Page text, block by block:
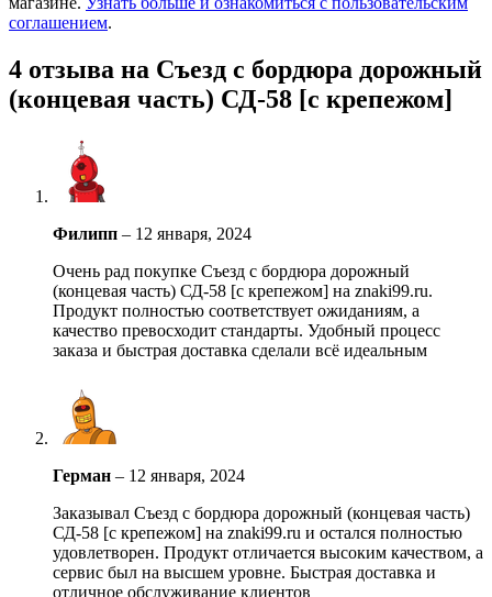
соглашением.
4 отзыва на Съезд с бордюра дорожный
(концевая часть) СД-58 [с крепежом]
Филипп – 12 января, 2024
Очень рад покупке Съезд с бордюра дорожный
(концевая часть) СД-58 [с крепежом] на znaki99.ru.
Продукт полностью соответствует ожиданиям, а
качество превосходит стандарты. Удобный процесс
заказа и быстрая доставка сделали всё идеальным
Герман – 12 января, 2024
Заказывал Съезд с бордюра дорожный (концевая часть)
СД-58 [с крепежом] на znaki99.ru и остался полностью
удовлетворен. Продукт отличается высоким качеством, а
сервис был на высшем уровне. Быстрая доставка и
отличное обслуживание клиентов